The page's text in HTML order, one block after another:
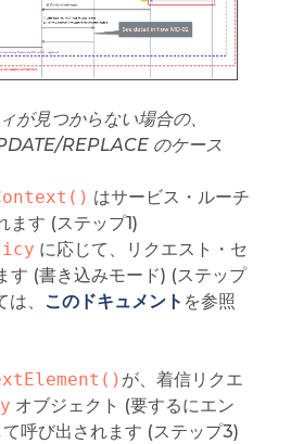
が見つからない場合の、
REPLACE のケース
はサービス・ルーチ
ます (ステップ1)
に応じて、リクエスト・セ
す (書き込みモード) (ステップ
、
このドキュメント を参照
が、着信リクエ
オブジェクト (要するにエン
呼び出されます (ステップ3)